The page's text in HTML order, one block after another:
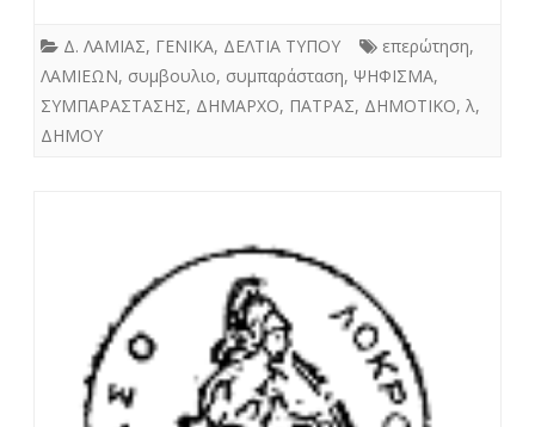
Δ. ΛΑΜΙΑΣ, ΓΕΝΙΚΑ, ΔΕΛΤΙΑ ΤΥΠΟΥ επερώτηση,
ΛΑΜΙΕΩΝ, συμβουλιο, συμπαράσταση, ΨΗΦΙΣΜΑ,
ΣΥΜΠΑΡΑΣΤΑΣΗΣ, ΔΗΜΑΡΧΟ, ΠΑΤΡΑΣ, ΔΗΜΟΤΙΚΟ, λ,
ΔΗΜΟΥ